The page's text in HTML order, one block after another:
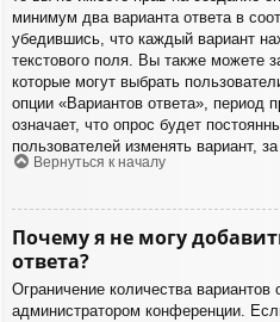
минимум два варианта ответа в
убедившись, что каждый вариант
текстового поля. Вы также можете
которые могут выбрать
опции «Вариантов ответа», период
означает, что опрос будет
пользователей изменять вариант,
Вернуться к началу
Почему я не могу
ответа?
Ограничение количества вариантов
администратором конференции.